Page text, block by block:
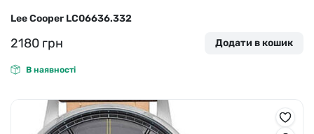
Lee Cooper LC06636.332
2180 грн Додати в кошик
В наявності